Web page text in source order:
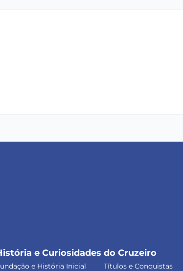
e Curiosidades do Cruzeiro
e História Inicial
Títulos e Conquistas